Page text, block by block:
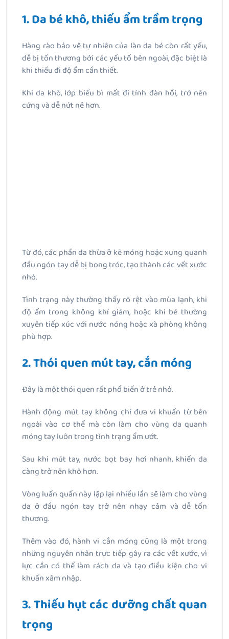
1. Da bé khô, thiếu ẩm trầm trọng
Hàng rào bảo vệ tự nhiên của làn da bé còn rất yếu,
dễ bị tổn thương bởi các yếu tố bên ngoài, đặc biệt là
khi thiếu đi độ ẩm cần thiết.
Khi da khô, lớp biểu bì mất đi tính đàn hồi, trở nên
cứng và dễ nứt nẻ hơn.
Từ đó, các phần da thừa ở kẽ móng hoặc xung quanh
đầu ngón tay dễ bị bong tróc, tạo thành các vết xước
nhỏ.
Tình trạng này thường thấy rõ rệt vào mùa lạnh, khi
độ ẩm trong không khí giảm, hoặc khi bé thường
xuyên tiếp xúc với nước nóng hoặc xà phòng không
phù hợp.
2. Thói quen mút tay, cắn móng
Đây là một thói quen rất phổ biến ở trẻ nhỏ.
Hành động mút tay không chỉ đưa vi khuẩn từ bên
ngoài vào cơ thể mà còn làm cho vùng da quanh
móng tay luôn trong tình trạng ẩm ướt.
Sau khi mút tay, nước bọt bay hơi nhanh, khiến da
càng trở nên khô hơn.
Vòng luẩn quẩn này lặp lại nhiều lần sẽ làm cho vùng
da ở đầu ngón tay trở nên nhạy cảm và dễ tổn
thương.
Thêm vào đó, hành vi cắn móng cũng là một trong
những nguyên nhân trực tiếp gây ra các vết xước, vì
lực cắn có thể làm rách da và tạo điều kiện cho vi
khuẩn xâm nhập.
3. Thiếu hụt các dưỡng chất quan
trọng